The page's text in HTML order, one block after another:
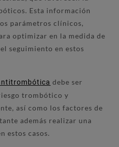
Esta información
parámetros clínicos,
optimizar en la medida de
seguimiento en estos
debe ser
trombótico y
así como los factores de
además realizar una
estos casos.